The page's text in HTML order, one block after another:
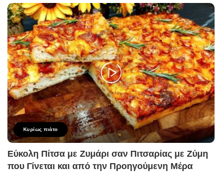
Κυρίως πιάτο
Εύκολη Πίτσα με Ζυμάρι σαν Πιτσαρίας με Ζύμη
που Γίνεται και από την Προηγούμενη Μέρα